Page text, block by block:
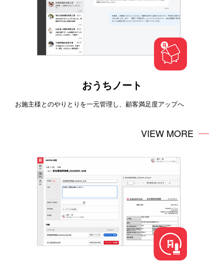
おうちノート
お施主様とのやりとりを一元管理し、顧客満足度アップへ
VIEW MORE